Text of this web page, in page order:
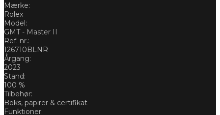
Mærke:
Rolex
Model:
GMT - Master II
Ref. nr.:
126710BLNR
Årgang:
2023
Stand:
100 %
Tilbehør:
Boks, papirer & certifikat
Funktioner: